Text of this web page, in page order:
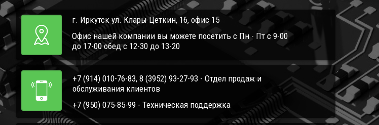
г. Иркутск ул. Клары Цеткин, 16, офис 15
Офис нашей компании вы можете посетить с Пн - Пт с 9-00
до 17-00 обед с 12-30 до 13-20
+7 (914) 010-76-83, 8 (3952) 93-27-93 - Отдел продаж и
обслуживания клиентов
+7 (950) 075-85-99 - Техническая поддержка